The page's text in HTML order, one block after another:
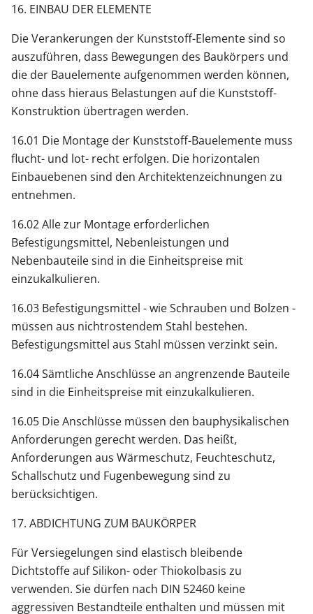
16. EINBAU DER ELEMENTE
Die Verankerungen der Kunststoff-Elemente sind so
auszuführen, dass Bewegungen des Baukörpers und
die der Bauelemente aufgenommen werden können,
ohne dass hieraus Belastungen auf die Kunststoff-
Konstruktion übertragen werden.
16.01 Die Montage der Kunststoff-Bauelemente muss
flucht- und lot- recht erfolgen. Die horizontalen
Einbauebenen sind den Architektenzeichnungen zu
entnehmen.
16.02 Alle zur Montage erforderlichen
Befestigungsmittel, Nebenleistungen und
Nebenbauteile sind in die Einheitspreise mit
einzukalkulieren.
16.03 Befestigungsmittel - wie Schrauben und Bolzen -
müssen aus nichtrostendem Stahl bestehen.
Befestigungsmittel aus Stahl müssen verzinkt sein.
16.04 Sämtliche Anschlüsse an angrenzende Bauteile
sind in die Einheitspreise mit einzukalkulieren.
16.05 Die Anschlüsse müssen den bauphysikalischen
Anforderungen gerecht werden. Das heißt,
Anforderungen aus Wärmeschutz, Feuchteschutz,
Schallschutz und Fugenbewegung sind zu
berücksichtigen.
17. ABDICHTUNG ZUM BAUKÖRPER
Für Versiegelungen sind elastisch bleibende
Dichtstoffe auf Silikon- oder Thiokolbasis zu
verwenden. Sie dürfen nach DIN 52460 keine
aggressiven Bestandteile enthalten und müssen mit